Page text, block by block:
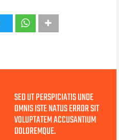
SED UT PERSPICIATIS UNDE
OMNIS ISTE NATUS ERROR SIT
VOLUPTATEM ACCUSANTIUM
DOLOREMQUE.